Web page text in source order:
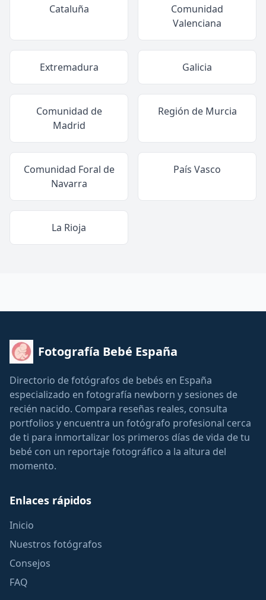
Cataluña
Comunidad
Valenciana
Extremadura Galicia
Comunidad de
Madrid
Región de Murcia
Comunidad Foral de
Navarra
País Vasco
La Rioja
Fotografía Bebé España
Directorio de fotógrafos de bebés en España
especializado en fotografía newborn y sesiones de
recién nacido. Compara reseñas reales, consulta
portfolios y encuentra un fotógrafo profesional cerca
de ti para inmortalizar los primeros días de vida de tu
bebé con un reportaje fotográfico a la altura del
momento.
Enlaces rápidos
Inicio
Nuestros fotógrafos
Consejos
FAQ